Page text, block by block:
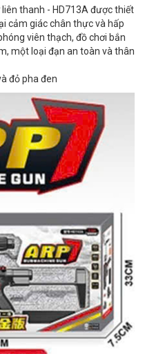
thanh - HD713A được thiết
cảm giác chân thực và hấp
viên thạch, đồ chơi bắn
một loại đạn an toàn và thân
đỏ pha đen